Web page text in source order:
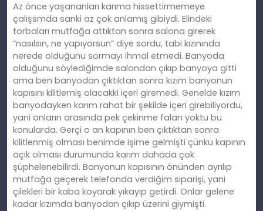
Az önce yaşananları karıma hissettirmemeye
çalışsmda sanki az çok anlamış gibiydi. Elindeki
torbaları mutfağa attıktan sonra salona girerek
“nasılsın, ne yapıyorsun” diye sordu, tabi kızınında
nerede olduğunu sormayı ihmal etmedi. Banyoda
olduğunu söylediğimde salondan çıkıp banyoya gitti
ama ben banyodan çıktıktan sonra kızım banyonun
kapısını kilitlemiş olacakki içeri giremedi. Genelde kızım
banyodayken karım rahat bir şekilde içeri girebiliyordu,
yani onların arasında pek çekinme falan yoktu bu
konularda. Gerçi o an kapının ben çıktıktan sonra
kilitlenmiş olması benimde işime gelmişti çünkü kapının
açık olması durumunda karım dahada çok
şüphelenebilirdi. Banyonun kapısının önünden ayrılıp
mutfağa geçerek telefonda verdiğim siparişi, yani
çilekleri bir kaba koyarak yıkayıp getirdi. Onlar gelene
kadar kızımda banyodan çıkıp üzerini giymişti.